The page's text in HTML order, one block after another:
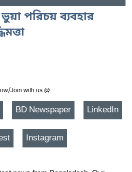
পরিচয় ব্যবহার
Join with us @
BD Newspaper LinkedIn
Instagram